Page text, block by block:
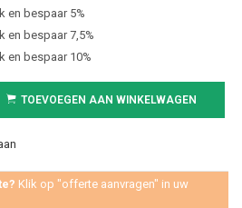
en bespaar 5%
en bespaar 7,5%
en bespaar 10%
TOEVOEGEN AAN WINKELWAGEN
Klik op "offerte aanvragen" in uw